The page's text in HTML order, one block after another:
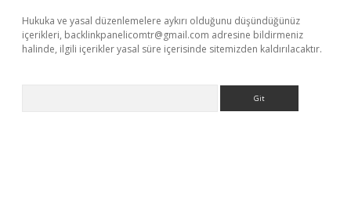
Hukuka ve yasal düzenlemelere aykırı olduğunu düşündüğünüz
içerikleri, backlinkpanelicomtr@gmail.com adresine bildirmeniz
halinde, ilgili içerikler yasal süre içerisinde sitemizden kaldırılacaktır.